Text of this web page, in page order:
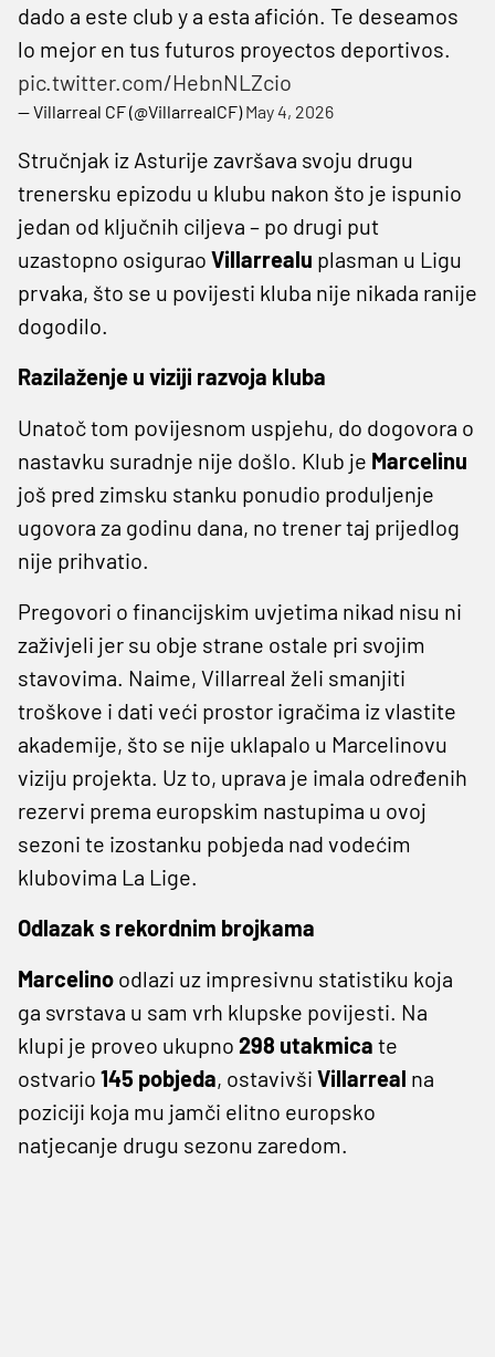
dado a este club y a esta afición. Te deseamos
lo mejor en tus futuros proyectos deportivos.
pic.twitter.com/HebnNLZcio
— Villarreal CF (@VillarrealCF)May 4, 2026
Stručnjak iz Asturije završava svoju drugu
trenersku epizodu u klubu nakon što je ispunio
jedan od ključnih ciljeva – po drugi put
uzastopno osigurao Villarrealu plasman u Ligu
prvaka, što se u povijesti kluba nije nikada ranije
dogodilo.
Razilaženje u viziji razvoja kluba
Unatoč tom povijesnom uspjehu, do dogovora o
nastavku suradnje nije došlo. Klub je Marcelinu
još pred zimsku stanku ponudio produljenje
ugovora za godinu dana, no trener taj prijedlog
nije prihvatio.
Pregovori o financijskim uvjetima nikad nisu ni
zaživjeli jer su obje strane ostale pri svojim
stavovima. Naime, Villarreal želi smanjiti
troškove i dati veći prostor igračima iz vlastite
akademije, što se nije uklapalo u Marcelinovu
viziju projekta. Uz to, uprava je imala određenih
rezervi prema europskim nastupima u ovoj
sezoni te izostanku pobjeda nad vodećim
klubovima La Lige.
Odlazak s rekordnim brojkama
Marcelino odlazi uz impresivnu statistiku koja
ga svrstava u sam vrh klupske povijesti. Na
klupi je proveo ukupno 298 utakmica te
ostvario 145 pobjeda, ostavivši Villarreal na
poziciji koja mu jamči elitno europsko
natjecanje drugu sezonu zaredom.